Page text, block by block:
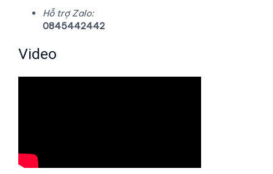
Hỗ trợ Zalo:
0845442442
Video